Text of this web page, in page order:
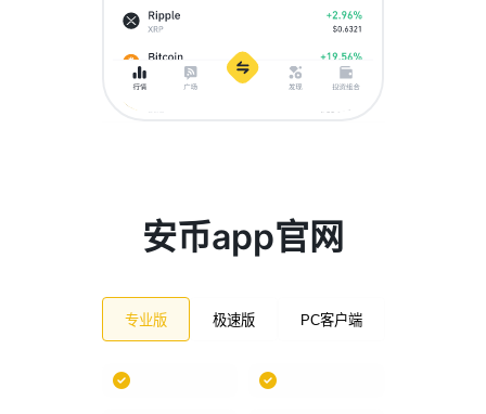
安币app官网
专业版 极速版 PC客户端